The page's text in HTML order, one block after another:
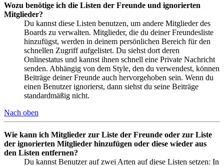
Wozu benötige ich die Listen der Freunde und ignorierten
Mitglieder?
Du kannst diese Listen benutzen, um andere Mitglieder des
Boards zu verwalten. Mitglieder, die du deiner Freundesliste
hinzufügst, werden in deinem persönlichen Bereich für den
schnellen Zugriff aufgelistet. Du siehst dort deren
Onlinestatus und kannst ihnen schnell eine Private Nachricht
senden. Abhängig von dem Style, den du verwendest, können
Beiträge deiner Freunde auch hervorgehoben sein. Wenn du
einen Benutzer ignorierst, dann siehst du seine Beiträge
standardmäßig nicht.
Nach oben
Wie kann ich Mitglieder zur Liste der Freunde oder zur Liste
der ignorierten Mitglieder hinzufügen oder diese wieder aus
den Listen entfernen?
Du kannst Benutzer auf zwei Arten auf diese Listen setzen: In